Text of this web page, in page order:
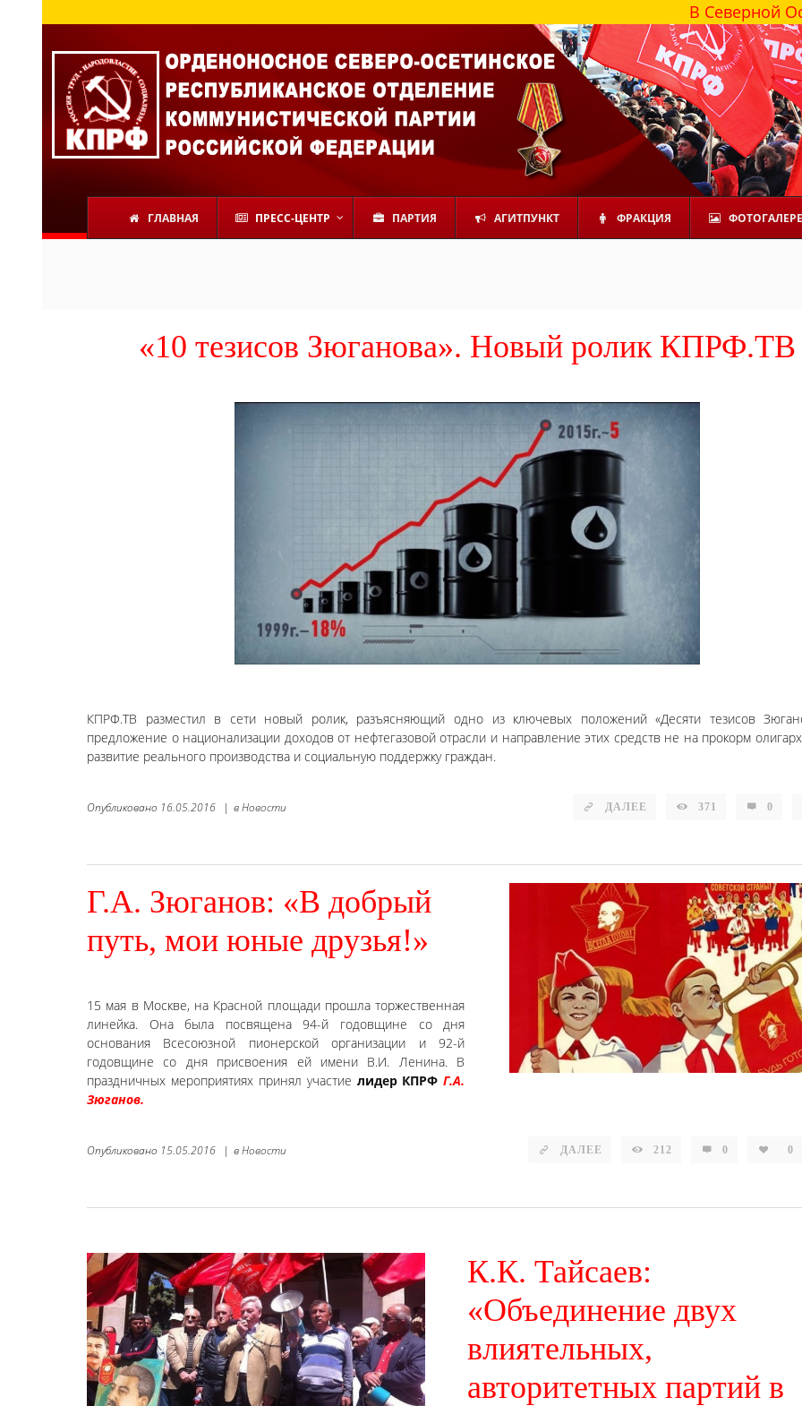
В Северной Осетии
ГЛАВНАЯ ПРЕСС-ЦЕНТР ПАРТИЯ АГИТПУНКТ ФРАКЦИЯ
«10 тезисов Зюганова». Новый ролик КПРФ.ТВ
КПРФ.ТВ разместил в сети новый ролик, разъясняющий одно из ключевых положений «Десяти тезисов
предложение о национализации доходов от нефтегазовой отрасли и направление этих средств не на прокорм
развитие реального производства и социальную поддержку граждан.
ДАЛЕЕ 371 0
Опубликовано 16.05.2016 | вНовости
Г.А. Зюганов: «В добрый
путь, мои юные друзья!»
15 мая в Москве, на Красной площади прошла торжественная
линейка. Она была посвящена 94-й годовщине со дня
основания Всесоюзной пионерской организации и 92-й
годовщине со дня присвоения ей имени В.И. Ленина. В
праздничных мероприятиях принял участие лидер КПРФГ.А.
Зюганов.
ДАЛЕЕ 212 0 0
Опубликовано 15.05.2016 | вНовости
К.К. Тайсаев:
«Объединение двух
влиятельных,
авторитетных партий в